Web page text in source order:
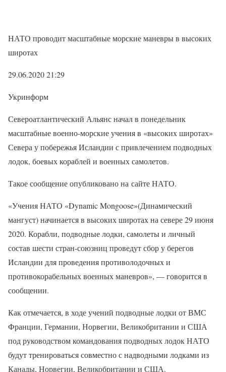
НАТО проводит масштабные морские маневры в высоких
широтах
29.06.2020 21:29
Укринформ
Североатлантический Альянс начал в понедельник
масштабные военно-морские учения в «высоких широтах»
Севера у побережья Исландии с привлечением подводных
лодок, боевых кораблей и военных самолетов.
Такое сообщение опубликовано на сайте НАТО.
«Учения НАТО «Dynamic Mongoose»(Динамический
мангуст) начинается в высоких широтах на севере 29 июня
2020. Корабли, подводные лодки, самолеты и личный
состав шести стран-союзниц проведут сбор у берегов
Исландии для проведения противолодочных и
противокорабельных военных маневров», — говорится в
сообщении.
Как отмечается, в ходе учений подводные лодки от ВМС
Франции, Германии, Норвегии, Великобритании и США
под руководством командования подводных лодок НАТО
будут тренироваться совместно с надводными лодками из
Канады, Норвегии, Великобритании и США.